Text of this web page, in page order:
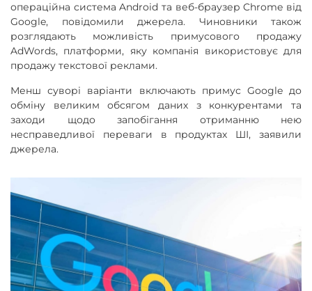
операційна система Android та веб-браузер Chrome від
Google, повідомили джерела. Чиновники також
розглядають можливість примусового продажу
AdWords, платформи, яку компанія використовує для
продажу текстової реклами.
Менш суворі варіанти включають примус Google до
обміну великим обсягом даних з конкурентами та
заходи щодо запобігання отриманню нею
несправедливої переваги в продуктах ШІ, заявили
джерела.